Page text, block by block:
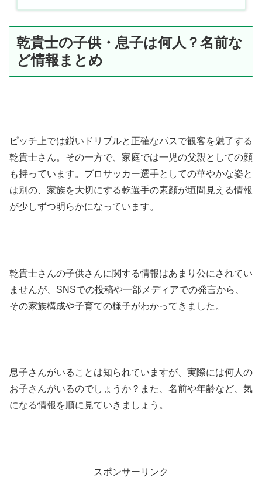
乾貴士の子供・息子は何人？名前な
ど情報まとめ
ピッチ上では鋭いドリブルと正確なパスで観客を魅了する
乾貴士さん。その一方で、家庭では一児の父親としての顔
も持っています。プロサッカー選手としての華やかな姿と
は別の、家族を大切にする乾選手の素顔が垣間見える情報
が少しずつ明らかになっています。
乾貴士さんの子供さんに関する情報はあまり公にされてい
ませんが、SNSでの投稿や一部メディアでの発言から、
その家族構成や子育ての様子がわかってきました。
息子さんがいることは知られていますが、実際には何人の
お子さんがいるのでしょうか？また、名前や年齢など、気
になる情報を順に見ていきましょう。
スポンサーリンク